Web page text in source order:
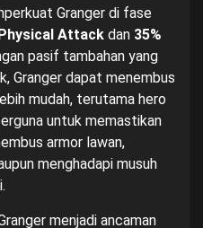
Granger di fase
Attack dan 35%
pasif tambahan yang
Granger dapat menembus
mudah, terutama hero
untuk memastikan
armor lawan,
menghadapi musuh
menjadi ancaman